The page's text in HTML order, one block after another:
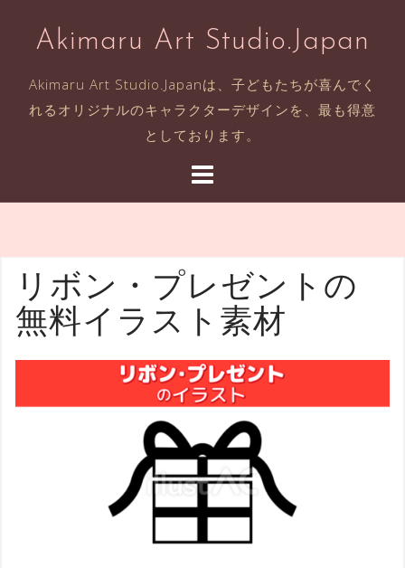
キ
プ
Akimaru Art Studio.Japan
Akimaru Art Studio.Japanは、子どもたちが喜んでく
れるオリジナルのキャラクターデザインを、最も得意
としております。
リボン・プレゼントの
無料イラスト素材